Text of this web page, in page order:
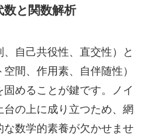
と関数解析
自己共役性、直交性）と
間、作用素、自伴随性）
めることが鍵です。ノイ
の上に成り立つため、網
数学的素養が欠かせませ